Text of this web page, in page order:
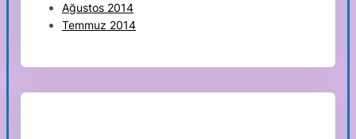
Ağustos 2014
Temmuz 2014